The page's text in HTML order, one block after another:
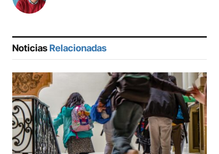
Noticias Relacionadas